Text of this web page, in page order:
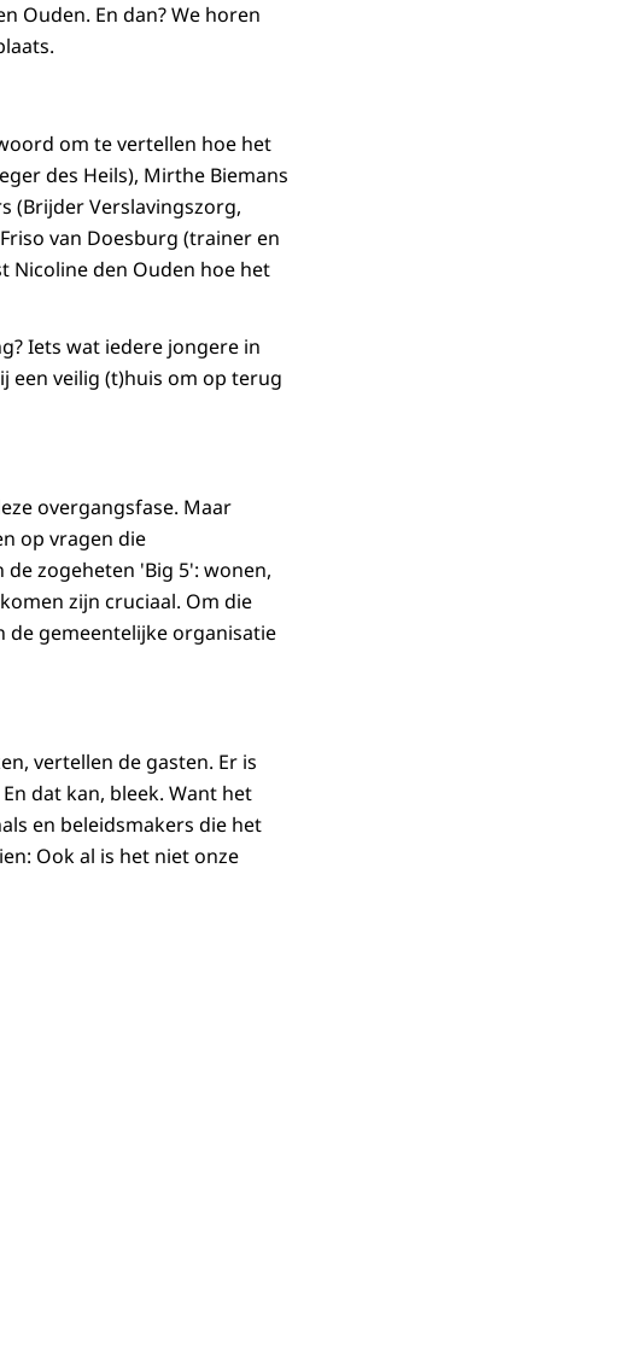
Ouden. En dan? We horen
om te vertellen hoe het
des Heils), Mirthe Biemans
(Brijder Verslavingszorg,
van Doesburg (trainer en
Nicoline den Ouden hoe het
Iets wat iedere jongere in
een veilig (t)huis om op terug
overgangsfase. Maar
op vragen die
zogeheten 'Big 5': wonen,
zijn cruciaal. Om die
gemeentelijke organisatie
vertellen de gasten. Er is
dat kan, bleek. Want het
en beleidsmakers die het
Ook al is het niet onze